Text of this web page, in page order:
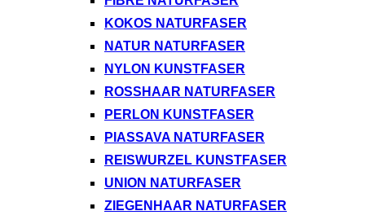
KOKOS NATURFASER
NATUR NATURFASER
NYLON KUNSTFASER
ROSSHAAR NATURFASER
PERLON KUNSTFASER
PIASSAVA NATURFASER
REISWURZEL KUNSTFASER
UNION NATURFASER
ZIEGENHAAR NATURFASER